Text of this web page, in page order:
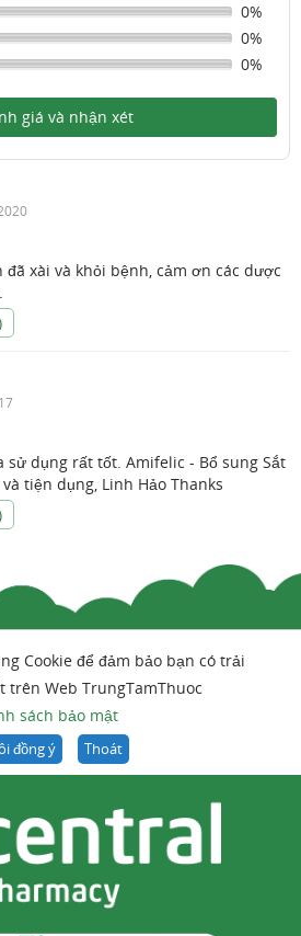
0%
0%
0%
giá và nhận xét
xài và khỏi bệnh, cảm ơn các dược
sử dụng rất tốt. Amifelic - Bổ sung Sắt
tiện dụng, Linh Hảo Thanks
Cookie để đảm bảo bạn có trải
trên Web TrungTamThuoc
sách bảo mật
đồng ý Thoát